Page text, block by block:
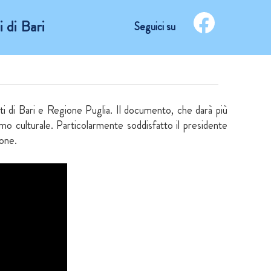
di Bari Seguici su
Bari e Regione Puglia. Il documento, che darà più
culturale. Particolarmente soddisfatto il presidente